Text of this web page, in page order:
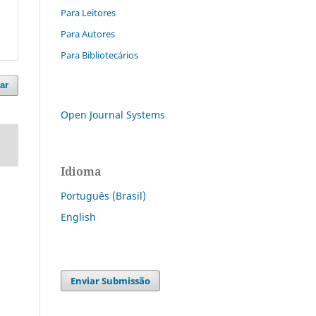
Para Leitores
Para Autores
Para Bibliotecários
Open Journal Systems
Idioma
Português (Brasil)
English
Enviar Submissão